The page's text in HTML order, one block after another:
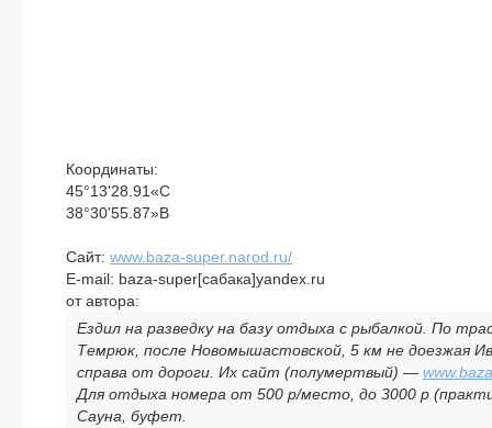
Координаты:
45°13'28.91«С
38°30'55.87»В
Сайт: www.baza-super.narod.ru/
E-mail: baza-super[сабака]yandex.ru
от автора:
Ездил на разведку на базу отдыха с рыбалкой. По
Темрюк, после Новомышастовской, 5 км не доезжая
справа от дороги. Их сайт (полумертвый) —
Для отдыха номера от 500 р/место, до 3000 р
Сауна, буфет.